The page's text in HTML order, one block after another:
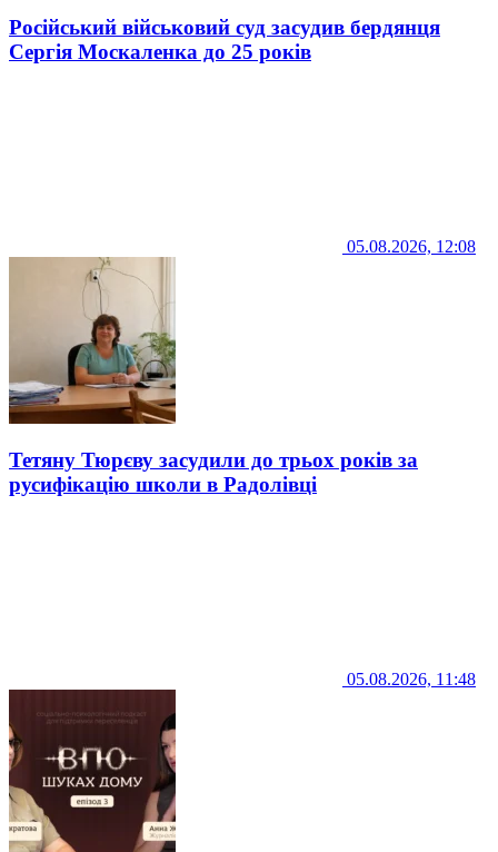
Російський військовий суд засудив бердянця
Сергія Москаленка до 25 років
05.08.2026, 12:08
Тетяну Тюрєву засудили до трьох років за
русифікацію школи в Радолівці
05.08.2026, 11:48